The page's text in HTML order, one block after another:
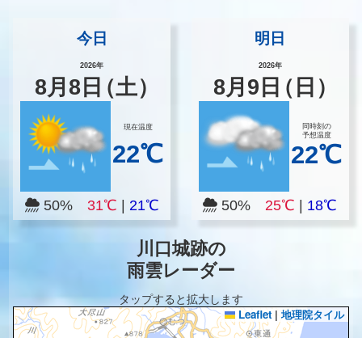
今日
2026年
8月8 日（土）
現在温度
22℃
50% 31℃ 21℃
明日
2026年
8月 9 日（日）
同時刻の
予想温度
22℃
50% 25℃ 18℃
川口城跡の
雨雲レーダー
タップすると拡大します
Leaflet | 地理院タイル